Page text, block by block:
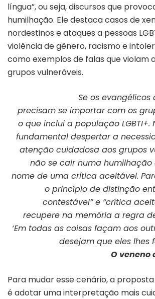
língua”, ou seja, discursos que
humilhação. Ele destaca casos de
nordestinos e ataques a pessoas
violência de gênero, racismo e
como exemplos de falas que violam
grupos vulneráveis.
Se os evangélicos
precisam se importar com os
o que inclui a população LGBTI+.
fundamental despertar a
atenção cuidadosa aos grupos
não se cair numa
nome de uma crítica aceitável.
o princípio de distinção
contestável” e “crítica
recupere na memória a regra
‘Em todas as coisas façam aos
desejam que eles lhes
O veneno
Para mudar esse cenário, a
é adotar uma interpretação mais